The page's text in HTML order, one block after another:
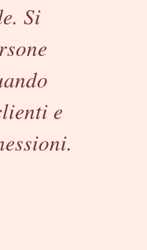
Si
e